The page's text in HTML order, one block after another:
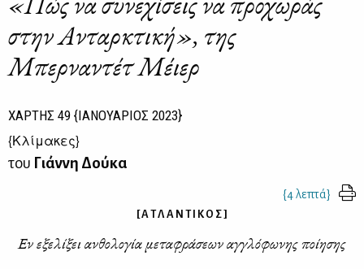
στην Ανταρκτική», της
Μπερναντέτ Μέιερ
ΧΑΡΤΗΣ 49 {ΙΑΝΟΥΑΡΙΟΣ 2023}
{Κλίμακες}
του Γιάννη Δούκα
{4 λεπτά}
[ Α Τ Λ Α Ν Τ Ι Κ Ο Σ ]
Εν εξε­λί­ξει αν­θο­λο­γία με­τα­φρά­σε­ων αγ­γλό­φω­νης ποί­η­σης